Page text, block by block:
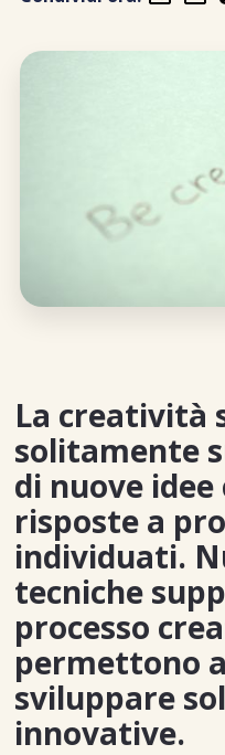
La creatività
solitamente
di nuove
risposte a
individuati.
tecniche
processo
permettono
sviluppare
innovative.